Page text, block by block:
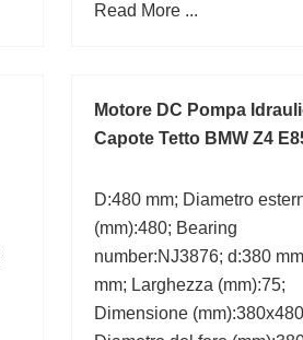
statico nominale di base
Read More ...
Motore DC Pompa
Capote Tetto BMW Z4
D:480 mm; Diametro
(mm):480; Bearing
number:NJ3876; d:380
mm; Larghezza (mm):75;
Dimensione